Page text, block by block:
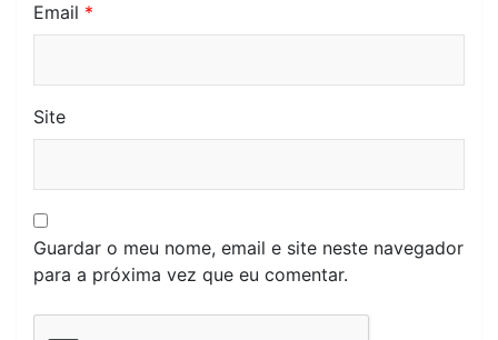
Email *
Site
Guardar o meu nome, email e site neste navegador
para a próxima vez que eu comentar.